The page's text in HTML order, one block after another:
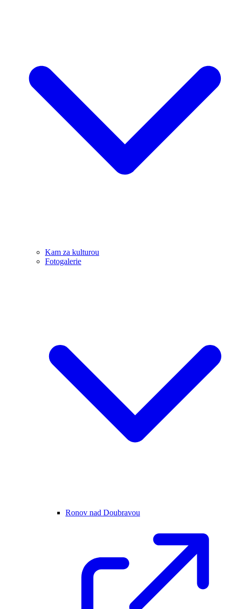
Kam za kulturou
Fotogalerie
Ronov nad Doubravou